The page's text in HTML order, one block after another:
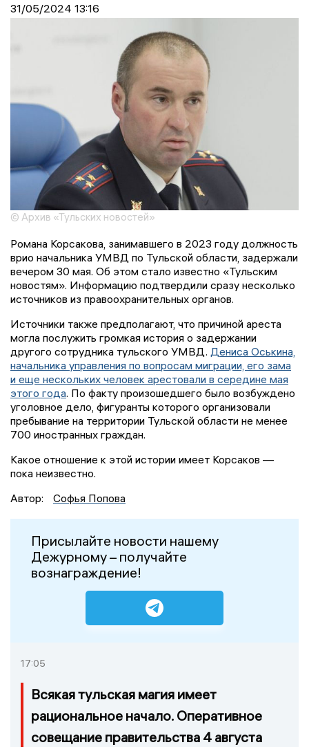
31/05/2024 13:16
© Архив «Тульских новостей»
Романа Корсакова, занимавшего в 2023 году должность
врио начальника УМВД по Тульской области, задержали
вечером 30 мая. Об этом стало известно «Тульским
новостям». Информацию подтвердили сразу несколько
источников из правоохранительных органов.
Источники также предполагают, что причиной ареста
могла послужить громкая история о задержании
другого сотрудника тульского УМВД. Дениса Оськина,
начальника управления по вопросам миграции, его зама
и еще нескольких человек арестовали в середине мая
этого года. По факту произошедшего было возбуждено
уголовное дело, фигуранты которого организовали
пребывание на территории Тульской области не менее
700 иностранных граждан.
Какое отношение к этой истории имеет Корсаков —
пока неизвестно.
Автор:
Софья Попова
Присылайте новости нашему
Дежурному – получайте
вознаграждение!
17:05
Всякая тульская магия имеет
рациональное начало. Оперативное
совещание правительства 4 августа